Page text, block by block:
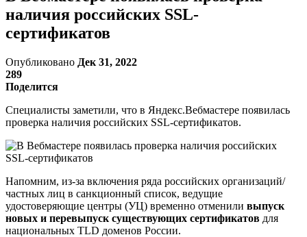
наличия российских SSL-
сертификатов
Опубликовано Дек 31, 2022
289
Поделится
Специалисты заметили, что в Яндекс.Вебмастере появилась
проверка наличия российских SSL-сертификатов.
Напомним, из-за включения ряда российских организаций/
частных лиц в санкционный список, ведущие
удостоверяющие центры (УЦ) временно отменили выпуск
новых и перевыпуск существующих сертификатов для
национальных TLD доменов России.